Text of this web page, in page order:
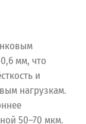
мм, что
и
нагрузкам.
50–70 мкм.